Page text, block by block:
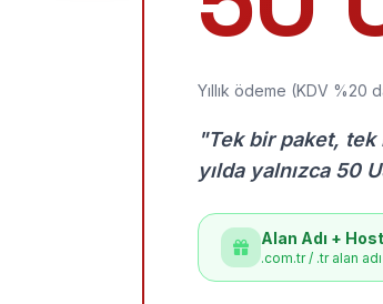
Yıllık ödeme (KDV %20
"Tek bir paket,
yılda yalnızca 50
Alan Adı +
.com.tr / .tr alan